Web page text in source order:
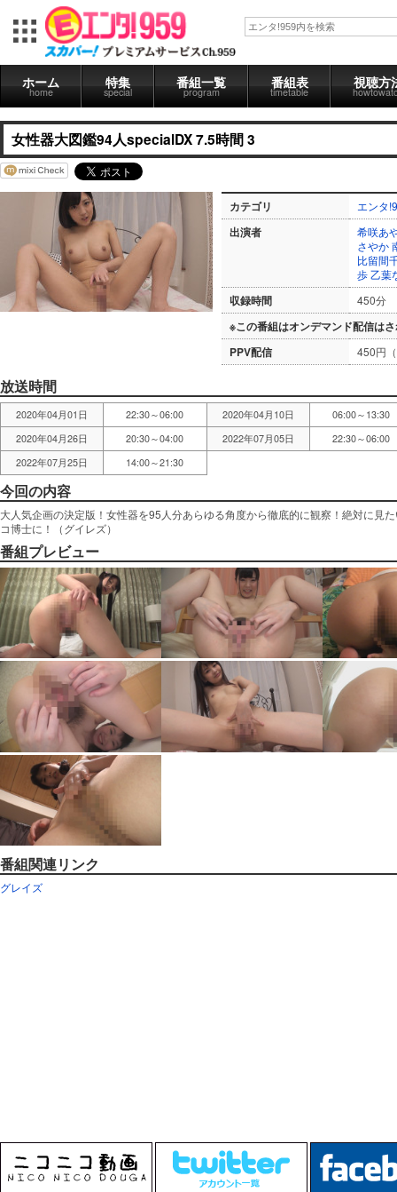
ホーム
home
特集
special
番組一覧
program
番組表
timetable
視聴方
女性器大図鑑94人specialDX 7.5時間 3
カテゴリ エンタ
出演者
希咲あ
さやか
比留間
歩乙葉
収録時間 450分
※この番組はオンデマンド配信は
PPV配信
450円
放送時間
2020年04月01日 22:30～06:00 2020年04月10日
06:00～13:30
2020年04月26日
20:30～04:00 2022年07月05日
22:30～06:00
2022年07月25日
14:00～21:30
今回の内容
大人気企画の決定版！女性器を95人分あらゆる角度から徹底的に観察！絶対に見
コ博士に！（グイレズ）
番組プレビュー
番組関連リンク
グレイズ